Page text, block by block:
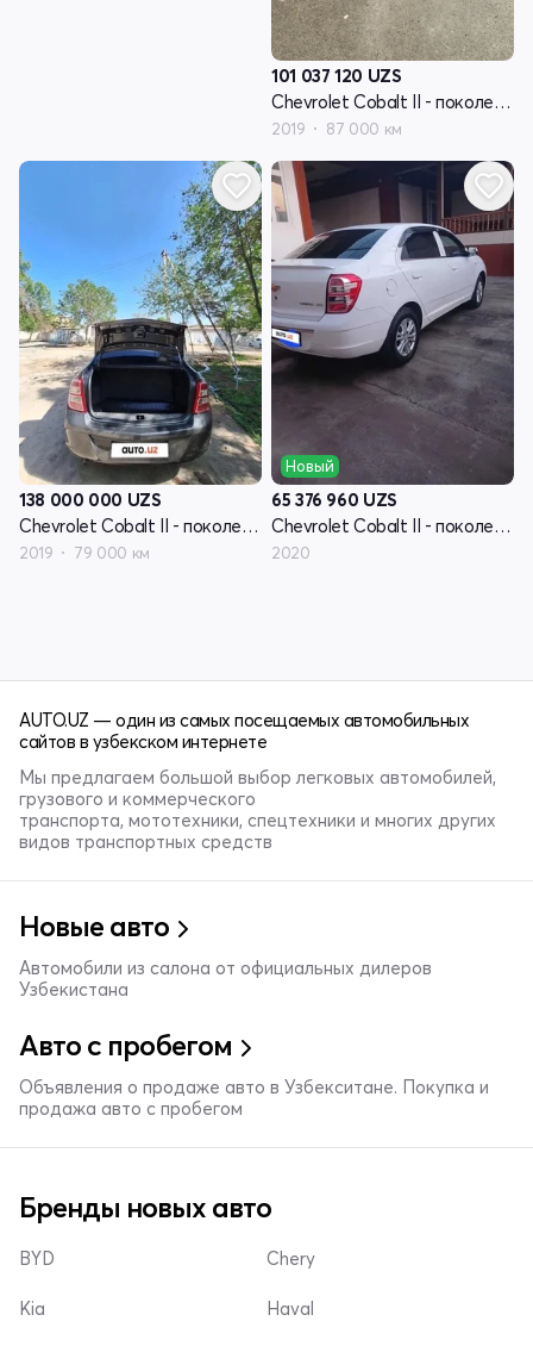
101 037 120 UZS
Chevrolet Cobalt II - поколение рестайлинг
2019 87 000 км
138 000 000 UZS
Chevrolet Cobalt II - поколение рестайлинг
2019 79 000 км
Новый
65 376 960 UZS
Chevrolet Cobalt II - поколение рестайлинг
2020
AUTO.UZ — один из самых посещаемых автомобильных
сайтов в узбекском интернете
Мы предлагаем большой выбор легковых автомобилей,
грузового и коммерческого
транспорта, мототехники, спецтехники и многих других
видов транспортных средств
Новые авто
Автомобили из салона от официальных дилеров
Узбекистана
Авто с пробегом
Объявления о продаже авто в Узбекситане. Покупка и
продажа авто с пробегом
Бренды новых авто
BYD
Kia
Chery
Haval